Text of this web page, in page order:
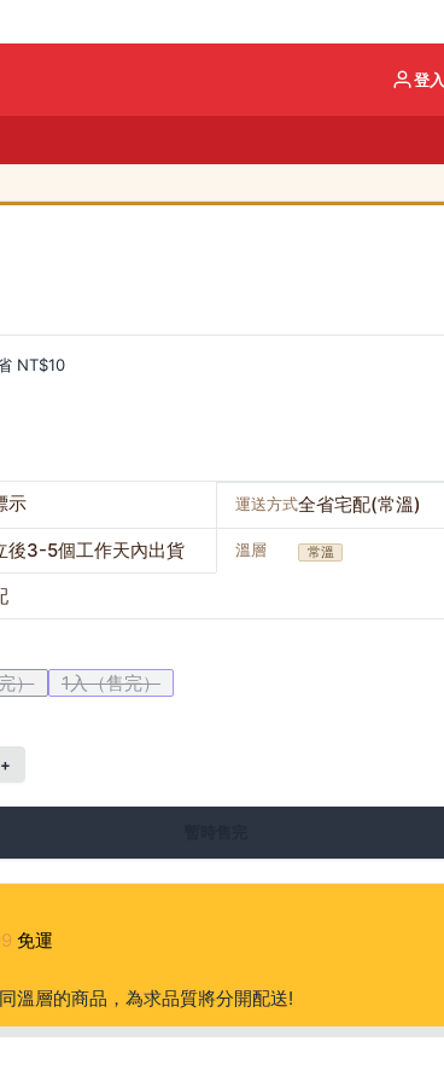
登入
NT$10
示 運送方式全省宅配(常溫)
後3-5個工作天內出貨 溫層 常溫
） 1入（售完）
+
免運
溫層的商品，為求品質將分開配送!